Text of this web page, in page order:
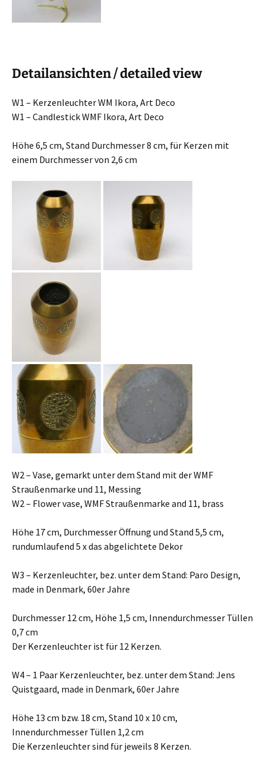
Detailansichten / detailed view
W1 – Kerzenleuchter WM Ikora, Art Deco
W1 – Candlestick WMF Ikora, Art Deco
Höhe 6,5 cm, Stand Durchmesser 8 cm, für Kerzen mit
einem Durchmesser von 2,6 cm
W2 – Vase, gemarkt unter dem Stand mit der WMF
Straußenmarke und 11, Messing
W2 – Flower vase, WMF Straußenmarke and 11, brass
Höhe 17 cm, Durchmesser Öffnung und Stand 5,5 cm,
rundumlaufend 5 x das abgelichtete Dekor
W3 – Kerzenleuchter, bez. unter dem Stand: Paro Design,
made in Denmark, 60er Jahre
Durchmesser 12 cm, Höhe 1,5 cm, Innendurchmesser Tüllen
0,7 cm
Der Kerzenleuchter ist für 12 Kerzen.
W4 – 1 Paar Kerzenleuchter, bez. unter dem Stand: Jens
Quistgaard, made in Denmark, 60er Jahre
Höhe 13 cm bzw. 18 cm, Stand 10 x 10 cm,
Innendurchmesser Tüllen 1,2 cm
Die Kerzenleuchter sind für jeweils 8 Kerzen.